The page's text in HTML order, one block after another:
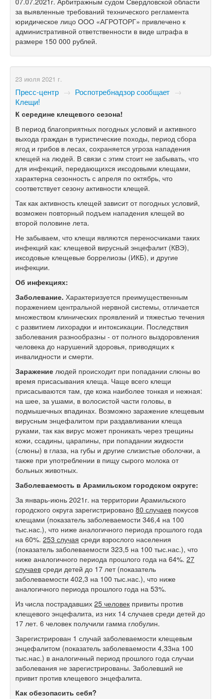
за выявленные требований технического регламента
юридическое лицо ООО «АГРОТОРГ» привлечено к
административной ответственности в виде штрафа в
размере 150 000 рублей.
23 июля 2021 г.
Пресс-центр → Роспотребнадзор сообщает →
Клещи!
К середине клещевого сезона!
В период благоприятных погодных условий и активного
выхода граждан в туристические походы, период сбора
ягод и грибов в лесах, сохраняется угроза нападения
клещей на людей. В связи с этим стоит не забывать, что
для инфекций, передающихся иксодовыми клещами,
характерна сезонность с апреля по октябрь, что
соответствует сезону активности клещей.
Так как активность клещей зависит от погодных условий,
возможен повторный подъем нападения клещей во
второй половине лета.
Не забываем, что клещи являются переносчиками таких
инфекций как: клещевой вирусный энцефалит (КВЭ),
иксодовые клещевые боррелиозы (ИКБ), и другие
инфекции.
Об инфекциях:
Заболевание. Характеризуется преимущественным
поражением центральной нервной системы, отличается
множеством клинических проявлений и тяжестью течения
с развитием лихорадки и интоксикации. Последствия
заболевания разнообразны - от полного выздоровления
человека до нарушений здоровья, приводящих к
инвалидности и смерти.
Заражение людей происходит при попадании слюны во
время присасывания клеща. Чаще всего клещи
присасываются там, где кожа наиболее тонкая и нежная:
на шее, за ушами, в волосистой части головы, в
подмышечных впадинах. Возможно заражение клещевым
вирусным энцефалитом при раздавливании клеща
руками, так как вирус может проникать через трещины
кожи, ссадины, царапины, при попадании жидкости
(слюны) в глаза, на губы и другие слизистые оболочки, а
также при употреблении в пищу сырого молока от
больных животных.
Заболеваемость в Арамильском городском округе:
За январь-июнь 2021г. на территории Арамильского
городского округа зарегистрировано 80 случаев покусов
клещами (показатель заболеваемости 346,4 на 100
тыс.нас.), что ниже аналогичного периода прошлого года
на 60%. 253 случая среди взрослого населения
(показатель заболеваемости 323,5 на 100 тыс.нас.), что
ниже аналогичного периода прошлого года на 64%. 27
случаев среди детей до 17 лет (показатель
заболеваемости 402,3 на 100 тыс.нас.), что ниже
аналогичного периода прошлого года на 53%.
Из числа пострадавших 25 человек привиты против
клещевого энцефалита, из них 14 случаев среди детей до
17 лет. 6 человек получили гамма глобулин.
Зарегистрирован 1 случай заболеваемости клещевым
энцефалитом (показатель заболеваемости 4,33на 100
тыс.нас.) в аналогичный период прошлого года случаи
заболевания не зарегистрированы. Заболевший не
привит против клещевого энцефалита.
Как обезопасить себя?